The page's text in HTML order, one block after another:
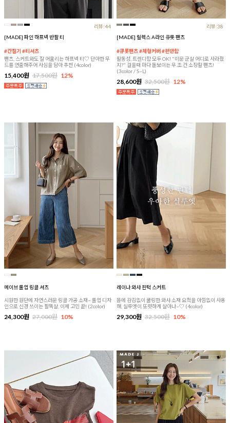
리뷰:44
[MADE] 파인 하프넥 반팔 티
#간절기 #티셔츠
팬츠, 스커트와도 잘 어울리는 하프넥 티♡ 단아한 무
드를 연출해주어 사심을 담아 추천 (4color)
15,400원 17,500원 12%
리뷰:38
[MADE] 릴렉스 A라인 큐롯 팬츠
#큐롯팬츠 #체형커버 #편안함
활동성, 트렌디함 모두 OK! "미운 군살 어디로 사라졌
지?" 걸을때 마다 돋보이는 무.조.건 소장할 팬츠!
(3color / S~L)
28,600원 32,500원 12%
메이브 롤업 링클 셔츠
시원한 원단에 자연스러운 링클 가공 소재~ 롤업 디자
인으로 신경 쓰이는 팔뚝살, 이제 고민 끝! (2color)
24,300원 27,000원 10%
레이나 와샤 핀턱 스커트
몸에 감김없이 쿨링한 와샤 소재 요척을 아낌없이 사용
해, 실루엣이 또렷하게 살아나~♡ (4color)
29,300원 32,500원 10%